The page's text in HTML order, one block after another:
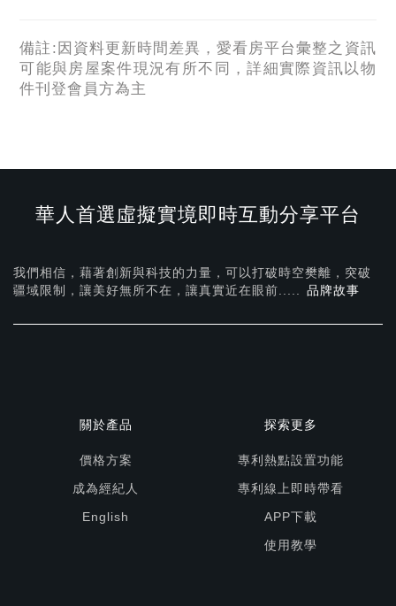
備註:因資料更新時間差異，愛看房平台彙整之資訊
可能與房屋案件現況有所不同，詳細實際資訊以物
件刊登會員方為主
華人首選虛擬實境即時互動分享平台
我們相信，藉著創新與科技的力量，可以打破時空樊離，突破
疆域限制，讓美好無所不在， 讓真實近在眼前..... 品牌故事
關於產品
價格方案
成為經紀人
English
探索更多
專利熱點設置功能
專利線上即時帶看
APP下載
使用教學